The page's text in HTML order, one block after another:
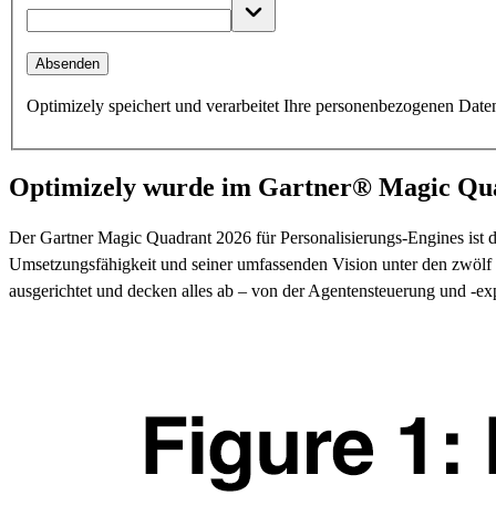
Absenden
Optimizely speichert und verarbeitet Ihre personenbezogenen
Optimizely wurde im Gartner® Magic
Der Gartner Magic Quadrant 2026 für Personalisierungs-Engines
Umsetzungsfähigkeit und seiner umfassenden Vision unter den
ausgerichtet und decken alles ab – von der Agentensteuerung und -